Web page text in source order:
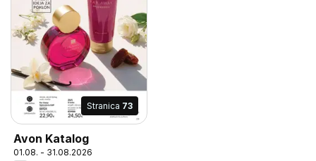
Stranica 73
Avon Katalog
01.08. - 31.08.2026